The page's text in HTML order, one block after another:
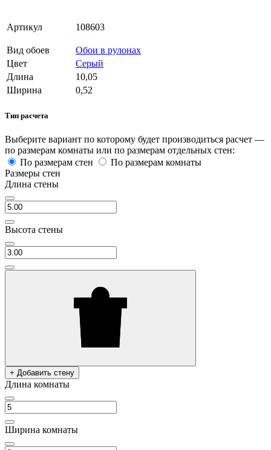
Артикул 108603
Вид обоев
Обои в рулонах
Цвет
Серый
Длина
10,05
Ширина
0,52
Тип расчета
Выберите вариант по которому будет производиться расчет —
по размерам комнаты или по размерам отдельных стен:
По размерам стен
По размерам комнаты
Размеры стен
Длина стены
Высота стены
+ Добавить стену
Длина комнаты
Ширина комнаты